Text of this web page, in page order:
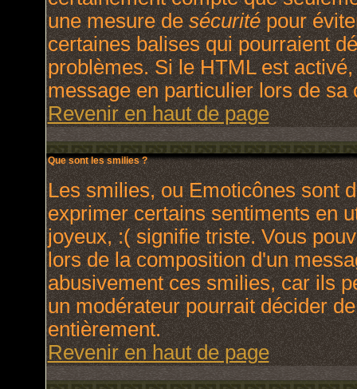
une mesure desécuritépour
certaines balises qui pourraient
problèmes. Si le HTML est
message en particulier lors de sa
Revenir en haut de page
Que sont les smilies ?
Les smilies, ou Emoticônes sont
exprimer certains sentiments en
joyeux, :( signifie triste. Vous
lors de la composition d'un
abusivement ces smilies, car ils
un modérateur pourrait décider
entièrement.
Revenir en haut de page